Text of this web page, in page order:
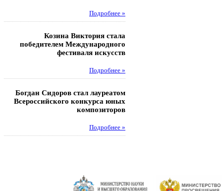
Подробнее »
Козина Виктория стала
победителем Международного
фестиваля искусств
Подробнее »
Богдан Сидоров стал лауреатом
Всероссийского конкурса юных
композиторов
Подробнее »